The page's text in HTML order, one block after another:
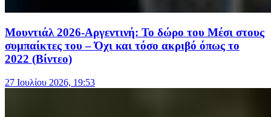
Μουντιάλ 2026-Αργεντινή: Το δώρο του Μέσι στους
συμπαίκτες του – Όχι και τόσο ακριβό όπως το
2022 (Βίντεο)
27 Ιουλίου 2026, 19:53